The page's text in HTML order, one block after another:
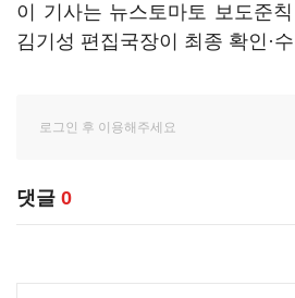
이 기사는 뉴스토마토 보도준
김기성 편집국장이 최종 확인·
댓글 0